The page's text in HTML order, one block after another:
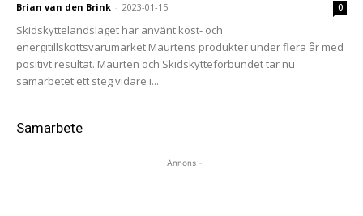
Brian van den Brink - 2023-01-15 0
Skidskyttelandslaget har använt kost- och
energitillskottsvarumärket Maurtens produkter under flera år med
positivt resultat. Maurten och Skidskytteförbundet tar nu
samarbetet ett steg vidare i...
Samarbete
- Annons -